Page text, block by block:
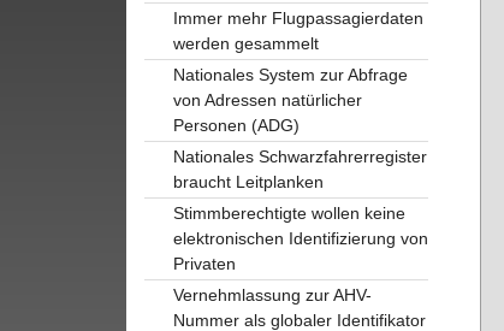
Immer mehr Flugpassagierdaten
werden gesammelt
Nationales System zur Abfrage
von Adressen natürlicher
Personen (ADG)
Nationales Schwarzfahrerregister
braucht Leitplanken
Stimmberechtigte wollen keine
elektronischen Identifizierung von
Privaten
Vernehmlassung zur AHV-
Nummer als globaler Identifikator